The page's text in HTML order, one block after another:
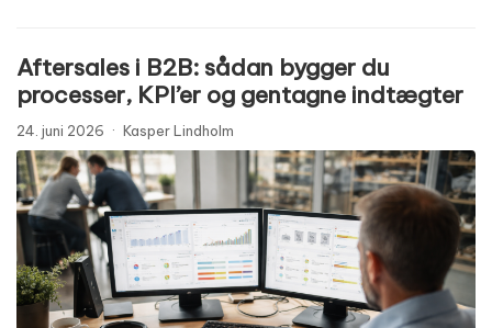
Aftersales i B2B: sådan bygger du
processer, KPI’er og gentagne indtægter
24. juni 2026 · Kasper Lindholm